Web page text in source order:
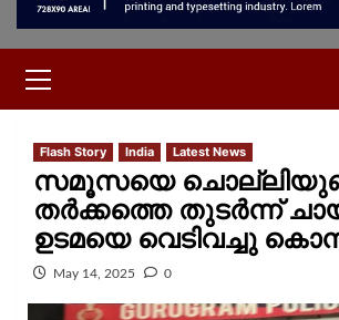
Flash Story India Latest News
സമൂസയെ
തർക്കത്തെ തുടർന്ന്
ഉടമയെ വെടിവച്ചു
May 14, 2025 0